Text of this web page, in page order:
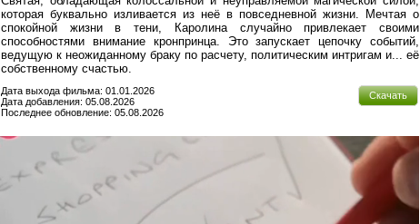
которая буквально изливается из неё в повседневной жизни. Мечтая о
спокойной жизни в тени, Каролина случайно привлекает своими
способностями внимание кронпринца. Это запускает цепочку событий,
ведущую к неожиданному браку по расчету, политическим интригам и... её
собственному счастью.
Скачать
Дата выхода фильма: 01.01.2026
Дата добавления: 05.08.2026
Последнее обновление: 05.08.2026